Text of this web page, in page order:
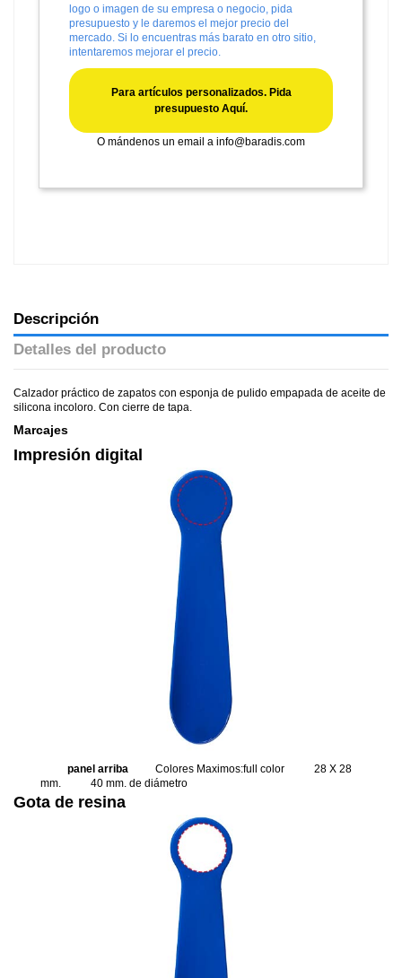
logo o imagen de su empresa o negocio, pida
presupuesto y le daremos el mejor precio del
mercado. Si lo encuentras más barato en otro sitio,
intentaremos mejorar el precio.
Para artículos personalizados. Pida
presupuesto Aquí.
O mándenos un email a info@baradis.com
Descripción
Detalles del producto
Calzador práctico de zapatos con esponja de pulido empapada de aceite de
silicona incoloro. Con cierre de tapa.
Marcajes
Impresión digital
panel arriba Colores Maximos:full color
28 X 28
mm.
40 mm. de diámetro
Gota de resina